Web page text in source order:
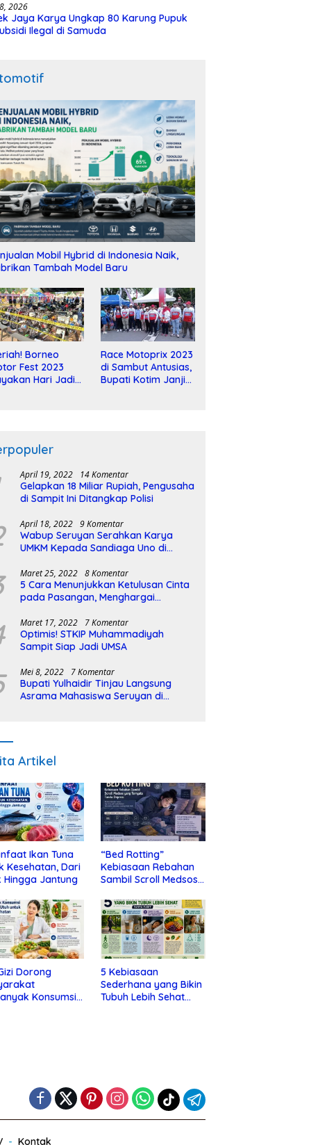
2026
Jaya Karya Ungkap 80 Karung Pupuk
Ilegal di Samuda
Mobil Hybrid di Indonesia Naik,
Tambah Model Baru
Borneo
Fest 2023
Hari Jadi
Race Motoprix 2023
di Sambut Antusias,
Bupati Kotim Janji
April 19, 2022 14 Komentar
Gelapkan 18 Miliar Rupiah, Pengusaha
di Sampit Ini Ditangkap Polisi
April 18, 2022 9 Komentar
Wabup Seruyan Serahkan Karya
UMKM Kepada Sandiaga Uno di
Maret 25, 2022 8 Komentar
5 Cara Menunjukkan Ketulusan Cinta
pada Pasangan, Menghargai
Maret 17, 2022 7 Komentar
Optimis! STKIP Muhammadiyah
Sampit Siap Jadi UMSA
Mei 8, 2022 7 Komentar
Bupati Yulhaidir Tinjau Langsung
Asrama Mahasiswa Seruyan di
Artikel
Ikan Tuna
Kesehatan, Dari
Hingga Jantung
“Bed Rotting”
Kebiasaan Rebahan
Sambil Scroll Medsos
Depresi
Dorong
Konsumsi
5 Kebiasaan
Sederhana yang Bikin
Tubuh Lebih Sehat
Kontak